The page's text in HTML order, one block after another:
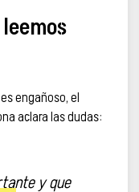
engañoso, el
aclara las dudas:
y que